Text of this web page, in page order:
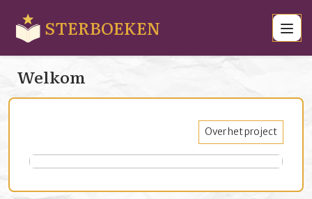
STERBOEKEN
Welkom
Over het project